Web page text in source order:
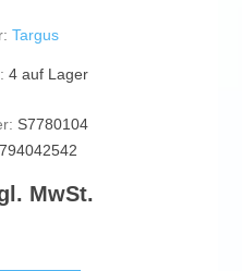
Targus
4 auf Lager
S7780104
MwSt.